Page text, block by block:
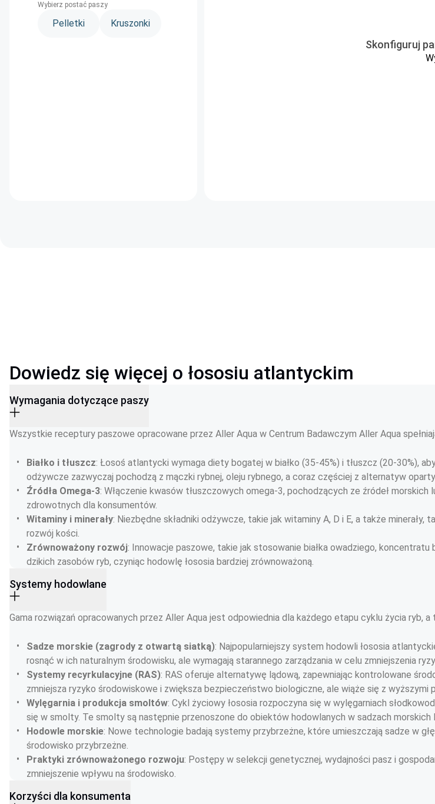
Wybierz postać paszy
Pelletki Kruszonki
Skonfiguruj
Dowiedz się więcej o łososiu atlantyckim
Wymagania dotyczące paszy
Wszystkie receptury paszowe opracowane przez Aller Aqua w Centrum Badawczym Aller Aqua
Białko i tłuszcz: Łosoś atlantycki wymaga diety bogatej w białko (35-45%) i tłuszcz (20-30%),
odżywcze zazwyczaj pochodzą z mączki rybnej, oleju rybnego, a coraz częściej z alternatyw
Źródła Omega-3: Włączenie kwasów tłuszczowych omega-3, pochodzących ze źródeł
zdrowotnych dla konsumentów.
Witaminy i minerały: Niezbędne składniki odżywcze, takie jak witaminy A, D i E, a także
rozwój kości.
Zrównoważony rozwój: Innowacje paszowe, takie jak stosowanie białka owadziego,
dzikich zasobów ryb, czyniąc hodowlę łososia bardziej zrównoważoną.
Systemy hodowlane
Gama rozwiązań opracowanych przez Aller Aqua jest odpowiednia dla każdego etapu cyklu życia ryb,
Sadze morskie (zagrody z otwartą siatką): Najpopularniejszy system hodowli łososia
rosnąć w ich naturalnym środowisku, ale wymagają starannego zarządzania w celu zmniejszenia
Systemy recyrkulacyjne (RAS): RAS oferuje alternatywę lądową, zapewniając kontrolowane
zmniejsza ryzyko środowiskowe i zwiększa bezpieczeństwo biologiczne, ale wiąże się z
Wylęgarnia i produkcja smoltów: Cykl życiowy łososia rozpoczyna się w wylęgarniach
się w smolty. Te smolty są następnie przenoszone do obiektów hodowlanych w sadzach morskich
Hodowle morskie: Nowe technologie badają systemy przybrzeżne, które umieszczają sadze w
środowisko przybrzeżne.
Praktyki zrównoważonego rozwoju: Postępy w selekcji genetycznej, wydajności pasz i
zmniejszenie wpływu na środowisko.
Korzyści dla konsumenta